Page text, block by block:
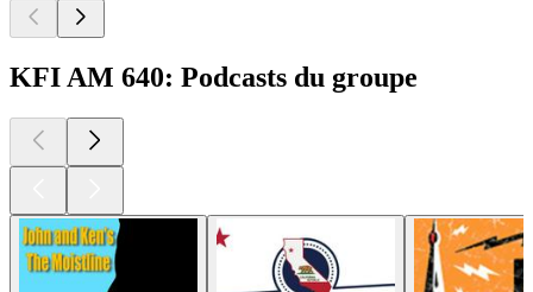
KFI AM 640: Podcasts du groupe